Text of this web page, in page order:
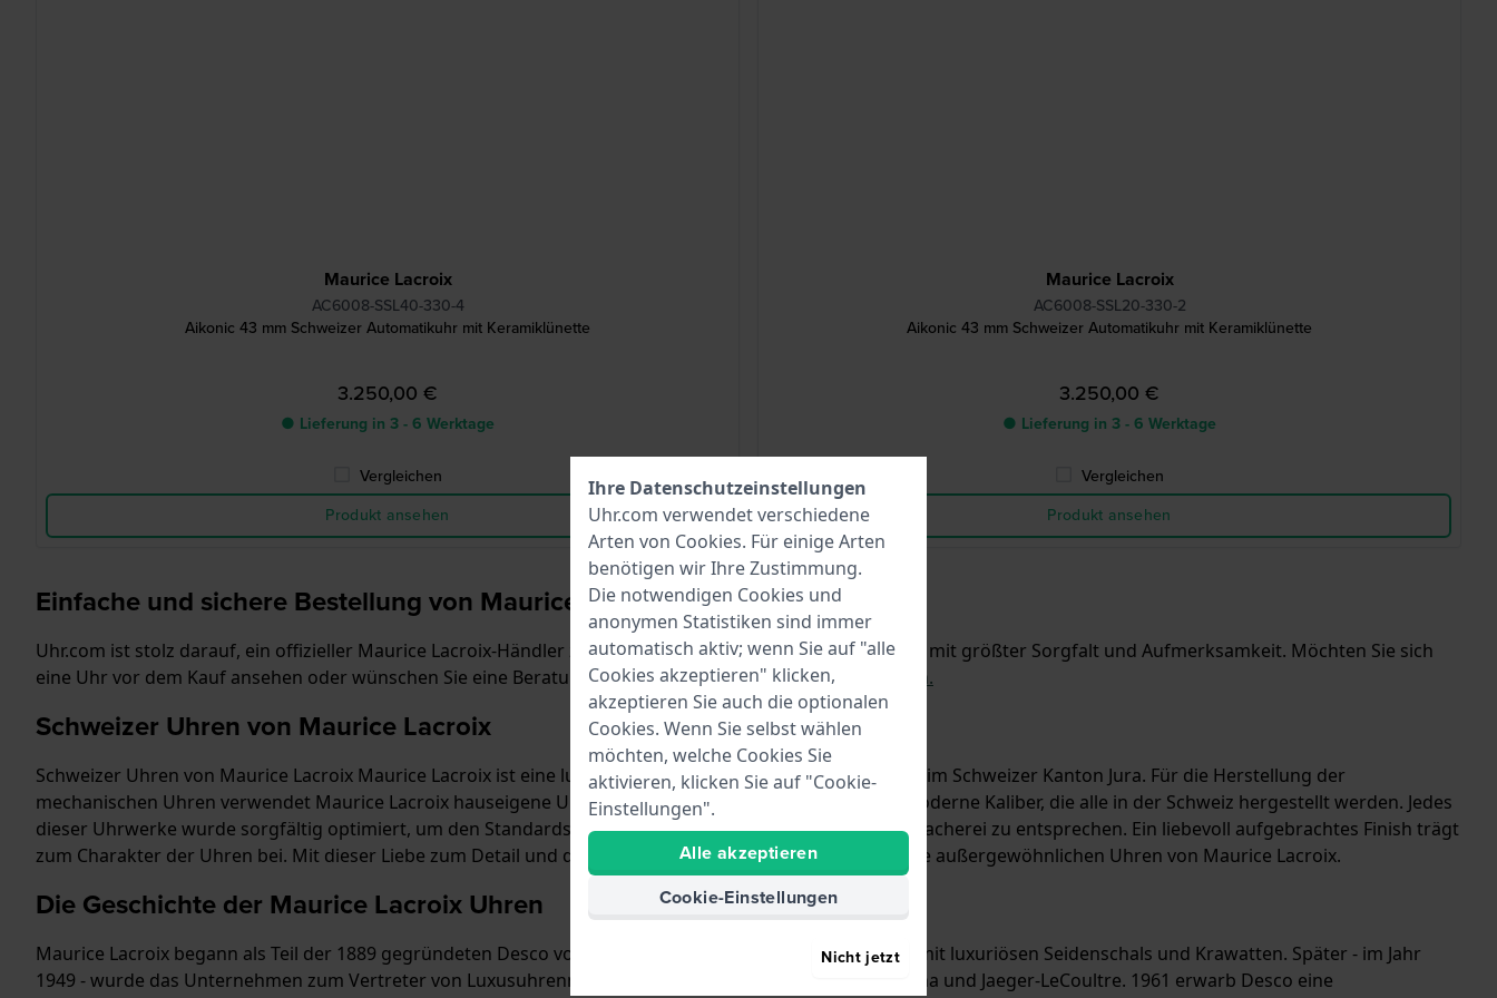
Maurice Lacroix
AC6008-SSL40-330-4
Aikonic 43 mm Schweizer Automatikuhr mit Keramiklünette
3.250,00 €
● Lieferung in 3 - 6 Werktage
Vergleichen
Produkt ansehen
Maurice Lacroix
AC6008-SSL20-330-2
Aikonic 43 mm Schweizer Automatikuhr mit Keramiklünette
3.250,00 €
● Lieferung in 3 - 6 Werktage
Vergleichen
Produkt ansehen
Einfache und sichere Bestellung von Maurice Lacroix Uhren
Uhr.com ist stolz darauf, ein offizieller Maurice Lacroix-Händler zu sein und wir behandeln Ihre Bestellung mit größter Sorgfalt und Aufmerksamkeit. Möchten Sie sich
eine Uhr vor dem Kauf ansehen oder wünschen Sie eine Beratung? Bittekontaktieren Sie unsere Experten.
Schweizer Uhren von Maurice Lacroix
Schweizer Uhren von Maurice Lacroix Maurice Lacroix ist eine luxuriöse Swiss Made-Uhrenmarke mit Sitz im Schweizer Kanton Jura. Für die Herstellung der
mechanischen Uhren verwendet Maurice Lacroix hauseigene Uhrwerke (Manufaktur Horlogerie) oder moderne Kaliber, die alle in der Schweiz hergestellt werden. Jedes
dieser Uhrwerke wurde sorgfältig optimiert, um den Standards der langen Tradition der Schweizer Uhrmacherei zu entsprechen. Ein liebevoll aufgebrachtes Finish trägt
zum Charakter der Uhren bei. Mit dieser Liebe zum Detail und dem Streben nach Perfektion entstehen die außergewöhnlichen Uhren von Maurice Lacroix.
Die Geschichte der Maurice Lacroix Uhren
Maurice Lacroix begann als Teil der 1889 gegründeten Desco von Schulthess aus Zürich. Desco handelte mit luxuriösen Seidenschals und Krawatten. Später - im Jahr
1949 - wurde das Unternehmen zum Vertreter von Luxusuhrenmarken wie Audemars Piguet, Heuer, Eterna und Jaeger-LeCoultre. 1961 erwarb Desco eine
Ihre Datenschutzeinstellungen
Uhr.com verwendet verschiedene
Arten von Cookies. Für einige Arten
benötigen wir Ihre Zustimmung.
Die notwendigen Cookies und
anonymen Statistiken sind immer
automatisch aktiv; wenn Sie auf "alle
Cookies akzeptieren" klicken,
akzeptieren Sie auch die optionalen
Cookies. Wenn Sie selbst wählen
möchten, welche Cookies Sie
aktivieren, klicken Sie auf "Cookie-
Einstellungen".
Alle akzeptieren
Cookie-Einstellungen
Nicht jetzt